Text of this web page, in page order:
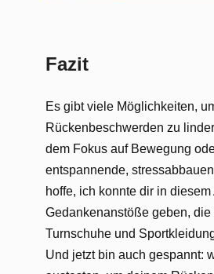
Fazit
Es gibt viele Möglichkeiten,
Rückenbeschwerden zu
dem Fokus auf Bewegung
entspannende,
hoffe, ich konnte dir in
Gedankenanstöße geben, die
Turnschuhe und
Und jetzt bin auch gespannt: